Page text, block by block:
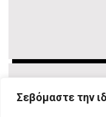
Σεβόμαστε την